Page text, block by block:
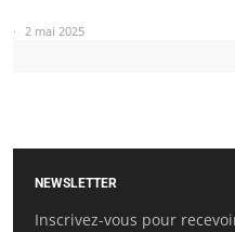
2 mai 2025
NEWSLETTER
Inscrivez-vous pour